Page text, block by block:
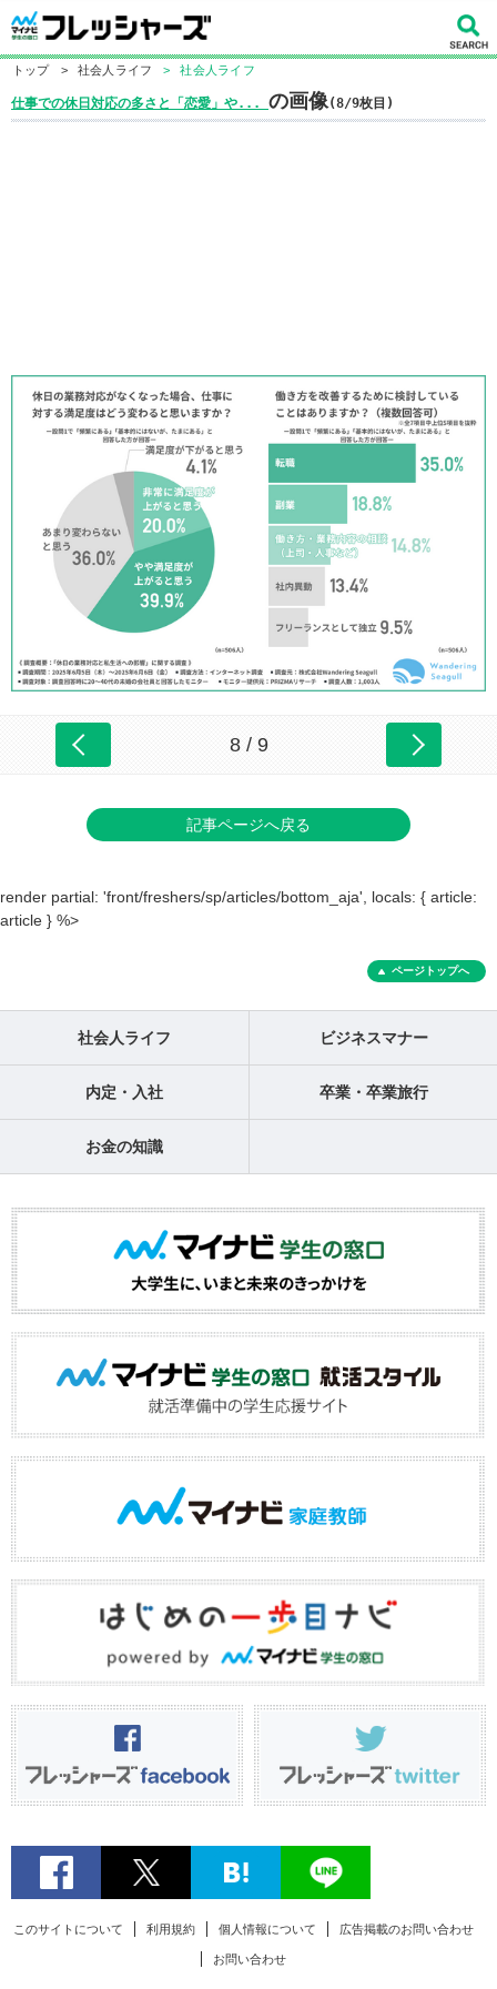
トップ > 社会人ライフ > 社会人ライフ
仕事での休日対応の多さと「恋愛」や... の画像(8/9枚目)
8 / 9
記事ページへ戻る
render partial: 'front/freshers/sp/articles/bottom_aja', locals: { article:
article } %>
ページトップへ
社会人ライフ ビジネスマナー
内定・入社 卒業・卒業旅行
お金の知識
このサイトについて 利用規約 個人情報について 広告掲載のお問い合わせ
お問い合わせ